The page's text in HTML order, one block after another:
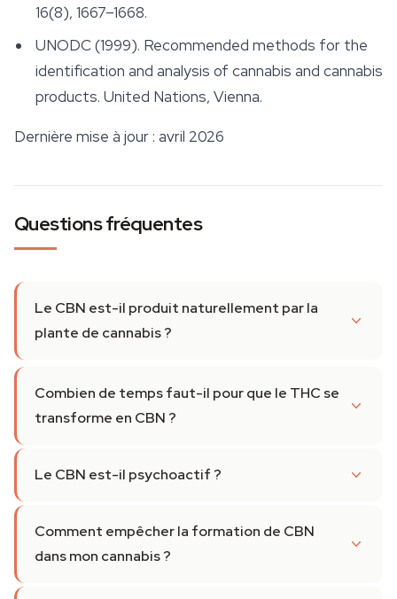
16(8), 1667–1668.
UNODC (1999). Recommended methods for the
identification and analysis of cannabis and cannabis
products. United Nations, Vienna.
Dernière mise à jour : avril 2026
Questions fréquentes
Le CBN est-il produit naturellement par la
plante de cannabis ?
Combien de temps faut-il pour que le THC se
transforme en CBN ?
Le CBN est-il psychoactif ?
Comment empêcher la formation de CBN
dans mon cannabis ?